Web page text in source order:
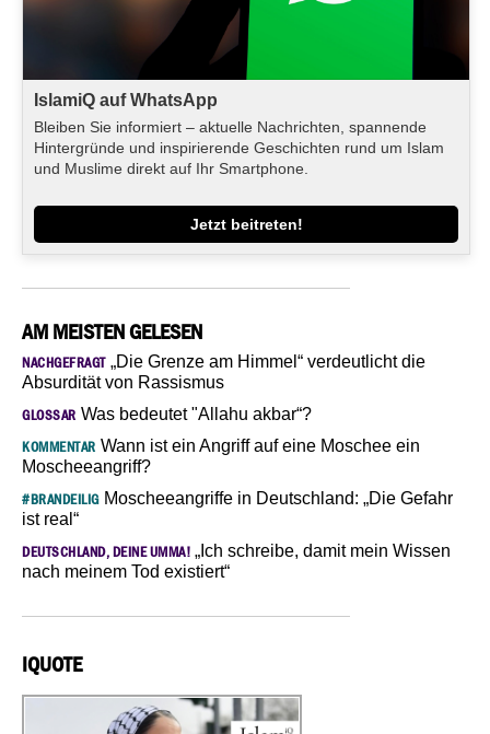
IslamiQ auf WhatsApp
Bleiben Sie informiert – aktuelle Nachrichten, spannende
Hintergründe und inspirierende Geschichten rund um Islam
und Muslime direkt auf Ihr Smartphone.
Jetzt beitreten!
AM MEISTEN GELESEN
NACHGEFRAGT„Die Grenze am Himmel“ verdeutlicht die
Absurdität von Rassismus
GLOSSAR Was bedeutet "Allahu akbar“?
KOMMENTAR Wann ist ein Angriff auf eine Moschee ein
Moscheeangriff?
#BRANDEILIGMoscheeangriffe in Deutschland: „Die Gefahr
ist real“
DEUTSCHLAND, DEINE UMMA! „Ich schreibe, damit mein Wissen
nach meinem Tod existiert“
IQUOTE